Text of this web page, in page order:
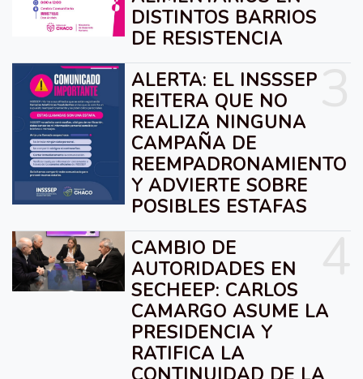
DISTINTOS BARRIOS
DE RESISTENCIA
ALERTA: EL INSSSEP
REITERA QUE NO
REALIZA NINGUNA
CAMPAÑA DE
REEMPADRONAMIENTO
Y ADVIERTE SOBRE
POSIBLES ESTAFAS
CAMBIO DE
AUTORIDADES EN
SECHEEP: CARLOS
CAMARGO ASUME LA
PRESIDENCIA Y
RATIFICA LA